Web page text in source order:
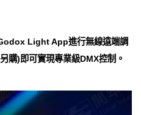
Light App進行無線遠端調
購)即可實現專業級DMX控制。